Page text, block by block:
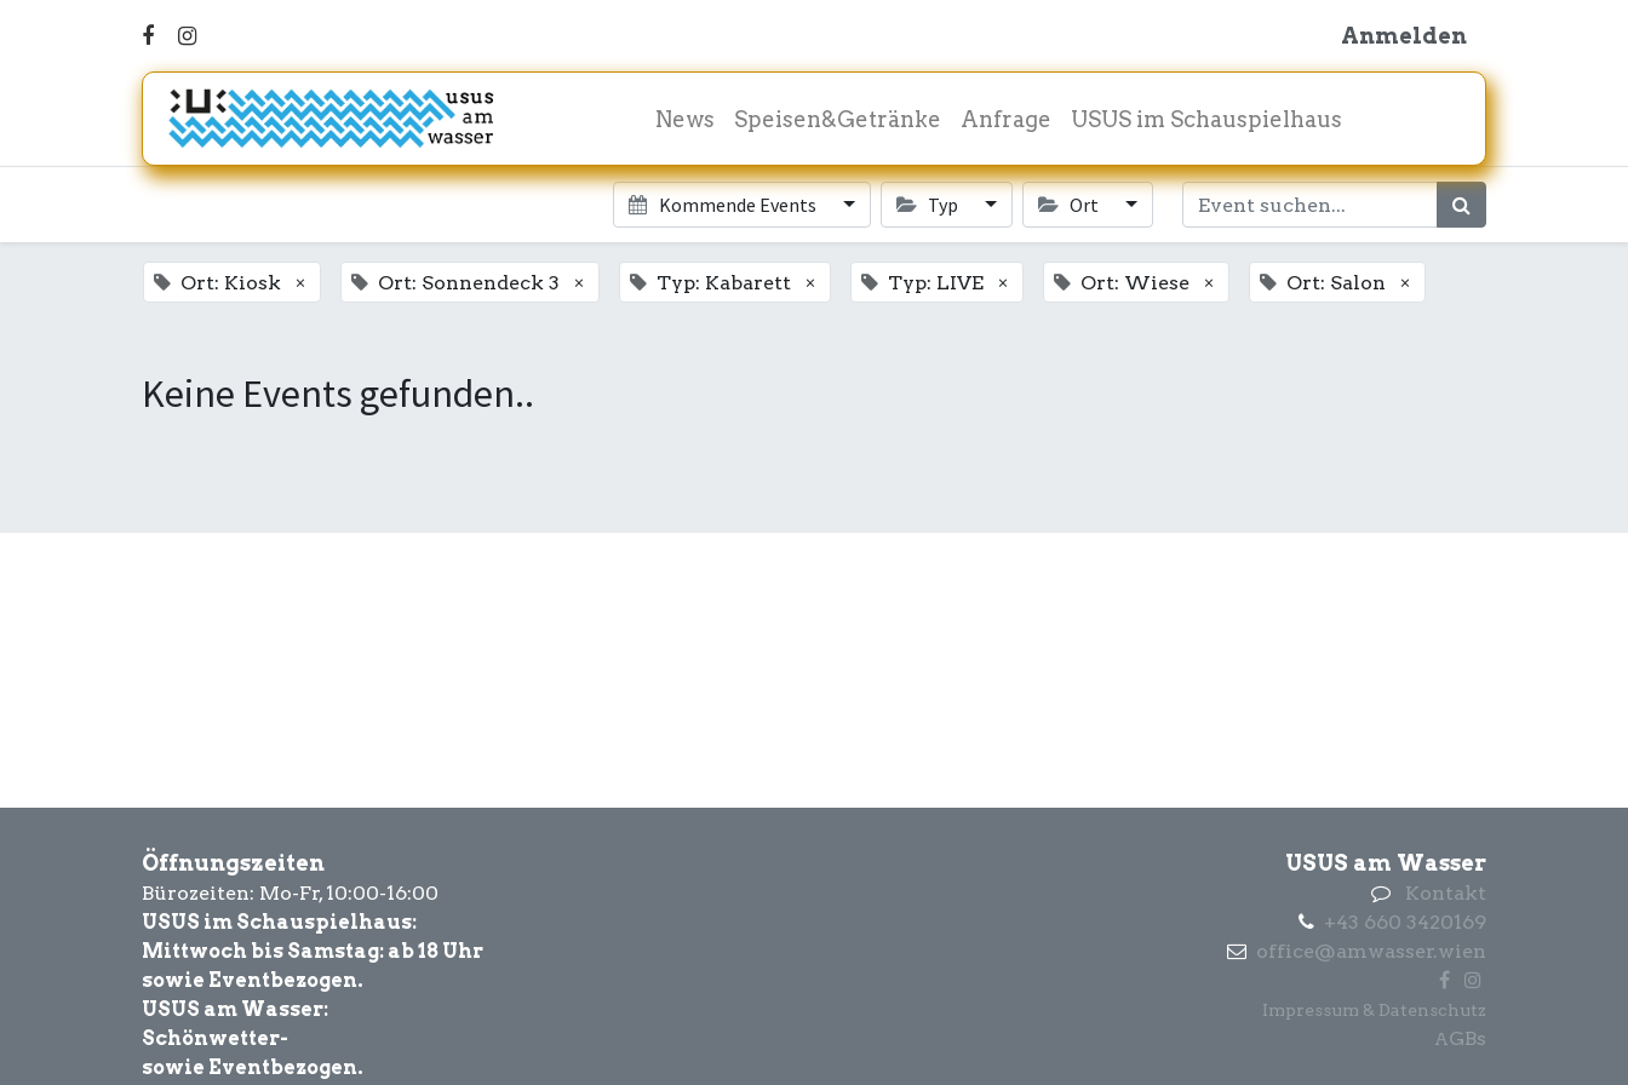
Anmelden
News Speisen&Getränke Anfrage USUS im Schauspielhaus
Kommende Events Typ Ort
Ort: Kiosk × Ort: Sonnendeck 3 × Typ: Kabarett × Typ: LIVE × Ort: Wiese × Ort: Salon ×
Keine Events gefunden..
Öffnungszeiten
Bürozeiten: Mo-Fr, 10:00-16:00
USUS im Schauspielhaus:
Mittwoch bis Samstag: ab 18 Uhr
sowie Eventbezogen.
USUS am Wasser:
Schönwetter-
sowie Eventbezogen.
USUS am Wasser
Kontakt
+43 660 3420169
office@amwasser.wien
Impressum & Datenschutz
AGBs